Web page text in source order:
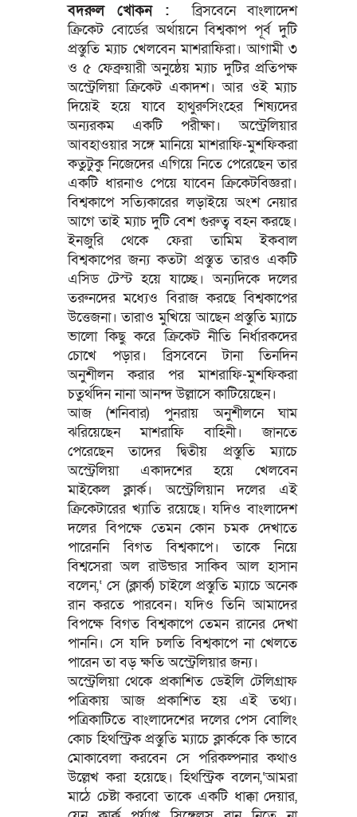
বদরুল খোকন : ব্রিসবেনে বাংলাদেশ
ক্রিকেট বোর্ডের অর্থায়নে বিশ্বকাপ পূর্ব দুটি
প্রস্তুতি ম্যাচ খেলবেন মাশরাফিরা। আগামী ৩
ও ৫ ফেব্রুয়ারী অনুষ্ঠেয় ম্যাচ দুটির প্রতিপক্ষ
অস্ট্রেলিয়া ক্রিকেট একাদশ। আর ওই ম্যাচ
দিয়েই হয়ে যাবে হাথুরুসিংহের শিষ্যদের
অন্যরকম একটি পরীক্ষা। অস্ট্রেলিয়ার
আবহাওয়ার সঙ্গে মানিয়ে মাশরাফি-মুশফিকরা
কতুটুকু নিজেদের এগিয়ে নিতে পেরেছেন তার
একটি ধারনাও পেয়ে যাবেন ক্রিকেটবিজ্ঞরা।
বিশ্বকাপে সত্যিকারের লড়াইয়ে অংশ নেয়ার
আগে তাই ম্যাচ দুটি বেশ গুরুত্ব বহন করছে।
ইনজুরি থেকে ফেরা তামিম ইকবাল
বিশ্বকাপের জন্য কতটা প্রস্তুত তারও একটি
এসিড টেস্ট হয়ে যাচ্ছে। অন্যদিকে দলের
তরুনদের মধ্যেও বিরাজ করছে বিশ্বকাপের
উত্তেজনা। তারাও মুখিয়ে আছেন প্রস্তুতি ম্যাচে
ভালো কিছু করে ক্রিকেট নীতি নির্ধারকদের
চোখে পড়ার। ব্রিসবেনে টানা তিনদিন
অনুশীলন করার পর মাশরাফি-মুশফিকরা
চতুর্থদিন নানা আনন্দ উল্লাসে কাটিয়েছেন।
আজ (শনিবার) পুনরায় অনুশীলনে ঘাম
ঝরিয়েছেন মাশরাফি বাহিনী। জানতে
পেরেছেন তাদের দ্বিতীয় প্রস্তুতি ম্যাচে
অস্ট্রেলিয়া একাদশের হয়ে খেলবেন
মাইকেল ক্লার্ক। অস্ট্রেলিয়ান দলের এই
ক্রিকেটারের খ্যাতি রয়েছে। যদিও বাংলাদেশ
দলের বিপক্ষে তেমন কোন চমক দেখাতে
পারেননি বিগত বিশ্বকাপে। তাকে নিয়ে
বিশ্বসেরা অল রাউন্ডার সাকিব আল হাসান
বলেন,‘ সে (ক্লার্ক) চাইলে প্রস্তুতি ম্যাচে অনেক
রান করতে পারবেন। যদিও তিনি আমাদের
বিপক্ষে বিগত বিশ্বকাপে তেমন রানের দেখা
পাননি। সে যদি চলতি বিশ্বকাপে না খেলতে
পারেন তা বড় ক্ষতি অস্ট্রেলিয়ার জন্য।
অস্ট্রেলিয়া থেকে প্রকাশিত ডেইলি টেলিগ্রাফ
পত্রিকায় আজ প্রকাশিত হয় এই তথ্য।
পত্রিকাটিতে বাংলাদেশের দলের পেস বোলিং
কোচ হিথস্ট্রিক প্রস্তুতি ম্যাচে ক্লার্ককে কি ভাবে
মোকাবেলা করবেন সে পরিকল্পনার কথাও
উল্লেখ করা হয়েছে। হিথস্ট্রিক বলেন,‘আমরা
মাঠে চেষ্টা করবো তাকে একটি ধাক্কা দেয়ার,